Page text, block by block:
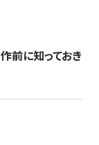
前に知っておき